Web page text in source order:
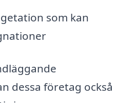
som kan
dessa företag också